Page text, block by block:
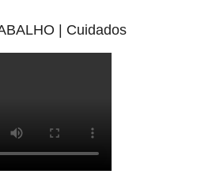
| Cuidados